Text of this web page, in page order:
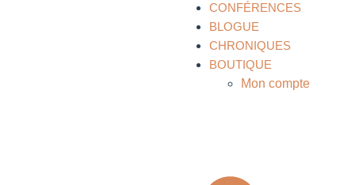
CONFÉRENCES
BLOGUE
CHRONIQUES
BOUTIQUE
Mon compte